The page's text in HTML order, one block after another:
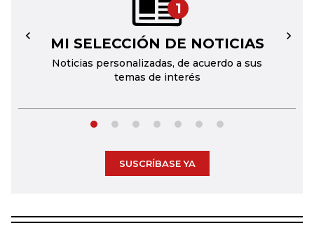
1
MI SELECCIÓN DE NOTICIAS
Noticias personalizadas, de acuerdo a sus
temas de interés
← →
SUSCRÍBASE YA